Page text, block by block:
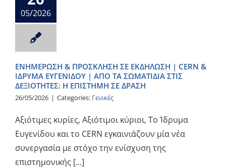
05/2026
ΕΝΗΜΕΡΩΣΗ & ΠΡΟΣΚΛΗΣΗ ΣΕ ΕΚΔΗΛΩΣΗ | CERN &
ΙΔΡΥΜΑ ΕΥΓΕΝΙΔΟΥ | ΑΠΟ ΤΑ ΣΩΜΑΤΙΔΙΑ ΣΤΙΣ
ΔΕΞΙΟΤΗΤΕΣ: Η ΕΠΙΣΤΗΜΗ ΣΕ ΔΡΑΣΗ
26/05/2026 | Categories: Γενικές
Αξιότιμες κυρίες, Αξιότιμοι κύριοι, Το Ίδρυμα
Ευγενίδου και το CERN εγκαινιάζουν μία νέα
συνεργασία με στόχο την ενίσχυση της
επιστημονικής [...]